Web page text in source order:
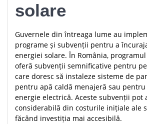
solare
Guvernele din întreaga lume au
programe și subvenții pentru a
energiei solare. În România, programul
oferă subvenții semnificative pentru
care doresc să instaleze sisteme de
pentru apă caldă menajeră sau
energie electrică. Aceste subvenții pot
considerabilă din costurile inițiale ale
făcând investiția mai accesibilă.